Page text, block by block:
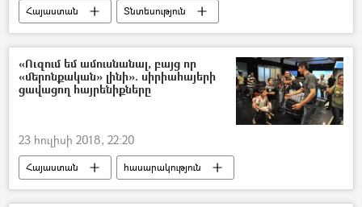
Հայաստան Տնտեսություն
«Ուզում եմ ամուսնանալ, բայց որ
«մերոնքական» լինի». սիրիահայերի
ցավացող հայրենիքները
23 հուլիսի 2018, 22:20
Հայաստան
հասարակություն
Քաղաքականություն
Տնտեսություն